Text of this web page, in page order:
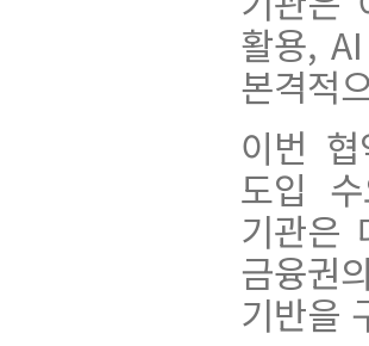
활용,
본격적
이번
도입
기관은
금융권
기반을